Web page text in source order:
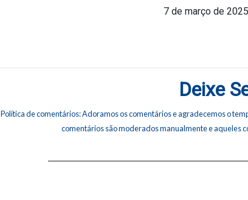
7 de março de 2025
Deixe
Política de comentários: Adoramos os comentários e agradecemos o
comentários são moderados manualmente e aqueles